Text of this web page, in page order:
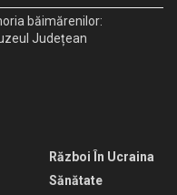
băimărenilor:
Județean
Război În Ucraina
Sănătate